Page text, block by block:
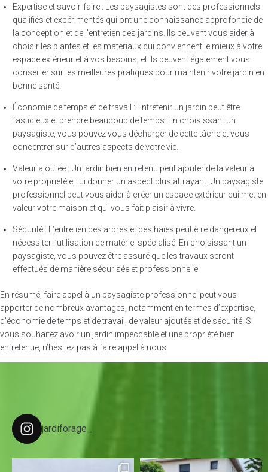
Expertise et savoir-faire : Les paysagistes sont des professionnels
qualifiés et expérimentés qui ont une connaissance approfondie de
la conception et de l’entretien des jardins. Ils peuvent vous aider à
choisir les plantes et les matériaux qui conviennent le mieux à votre
espace extérieur et à vos besoins, et ils peuvent également vous
conseiller sur les meilleures pratiques pour maintenir votre jardin en
bonne santé.
Économie de temps et de travail : Entretenir un jardin peut être
fastidieux et prendre beaucoup de temps. En choisissant un
paysagiste, vous pouvez vous décharger de cette tâche et vous
concentrer sur d’autres aspects de votre vie.
Valeur ajoutée : Un jardin bien entretenu peut ajouter de la valeur à
votre propriété et lui donner un aspect plus attrayant. Un paysagiste
professionnel peut vous aider à créer un espace extérieur qui met en
valeur votre maison et qui vous fait plaisir à vivre.
Sécurité : L’entretien des arbres et des haies peut être dangereux et
nécessiter l’utilisation de matériel spécialisé. En choisissant un
paysagiste, vous pouvez être assuré que les travaux seront
effectués de manière sécurisée et professionnelle.
En résumé, faire appel à un paysagiste professionnel peut vous
apporter de nombreux avantages, notamment en termes d’expertise,
d’économie de temps et de travail, de valeur ajoutée et de sécurité. Si
vous souhaitez avoir un jardin impeccable et une propriété bien
entretenue, n’hésitez pas à faire appel à nous.
jardiforage_